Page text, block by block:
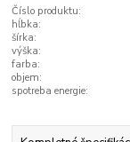
Číslo produktu:
hĺbka:
šírka:
výška:
farba:
objem:
spotreba energie: